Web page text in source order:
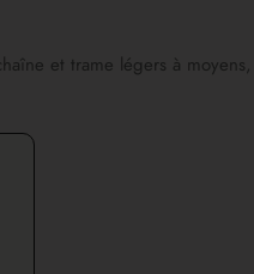
et trame légers à